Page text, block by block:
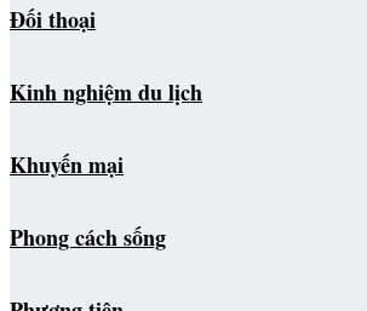
Đối thoại
Kinh nghiệm du lịch
Khuyến mại
Phong cách sống